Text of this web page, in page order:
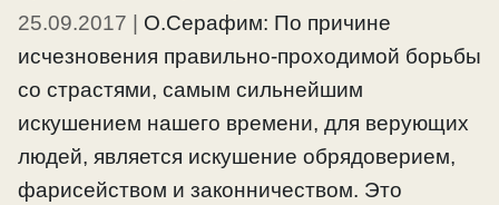
25.09.2017 | О.Серафим: По причине
исчезновения правильно-проходимой борьбы
со страстями, самым сильнейшим
искушением нашего времени, для верующих
людей, является искушение обрядоверием,
фарисейством и законничеством. Это